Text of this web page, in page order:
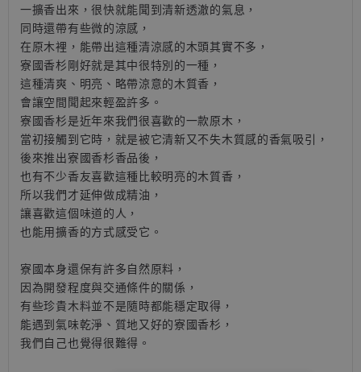
一擴香出來，很快就能聞到清新透澈的氣息，
同時還帶有些微的涼感，
在原木裡，能帶出這種清涼感的木頭其實不多，
寮國香杉剛好就是其中很特別的一種，
這種清爽、明亮、略帶涼意的木質香，
會讓空間聞起來輕盈許多。
寮國香杉是近年來我們很喜歡的一款原木，
當初接觸到它時，就是被它清新又不失木質感的香氣吸引，
後來推出寮國香杉香品後，
也有不少香友喜歡這種比較明亮的木質香，
所以我們才延伸做成精油，
讓喜歡這個味道的人，
也能用擴香的方式感受它。
寮國本身還保有許多自然原料，
因為開發程度與交通條件的關係，
有些珍貴木料並不是隨時都能穩定取得，
能遇到氣味乾淨、質地又好的寮國香杉，
我們自己也覺得很難得。